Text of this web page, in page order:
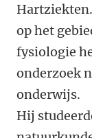
op het
fysiologie
onderzoek
onderwijs.
Hij